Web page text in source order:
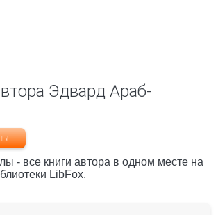
Эдвард Араб-
- все книги автора в одном месте на
LibFox.